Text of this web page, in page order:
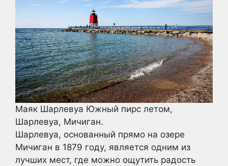
Маяк Шарлевуа Южный пирс летом,
Шарлевуа, Мичиган.
Шарлевуа, основанный прямо на озере
Мичиган в 1879 году, является одним из
лучших мест, где можно ощутить радость